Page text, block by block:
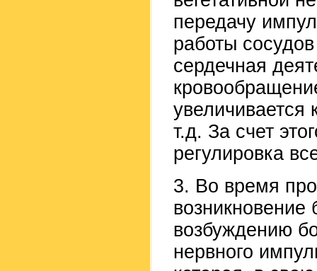
передачу
работы
сердечная
увеличивается
т.д. За счет
регулировка
3. Во время
возбуждению
нервного